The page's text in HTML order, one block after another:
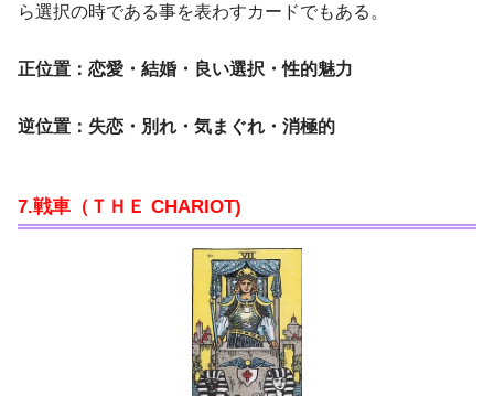
ら選択の時である事を表わすカードでもある。
正位置：恋愛・結婚・良い選択・性的魅力
逆位置：失恋・別れ・気まぐれ・消極的
7.戦車（ＴＨＥ CHARIOT)